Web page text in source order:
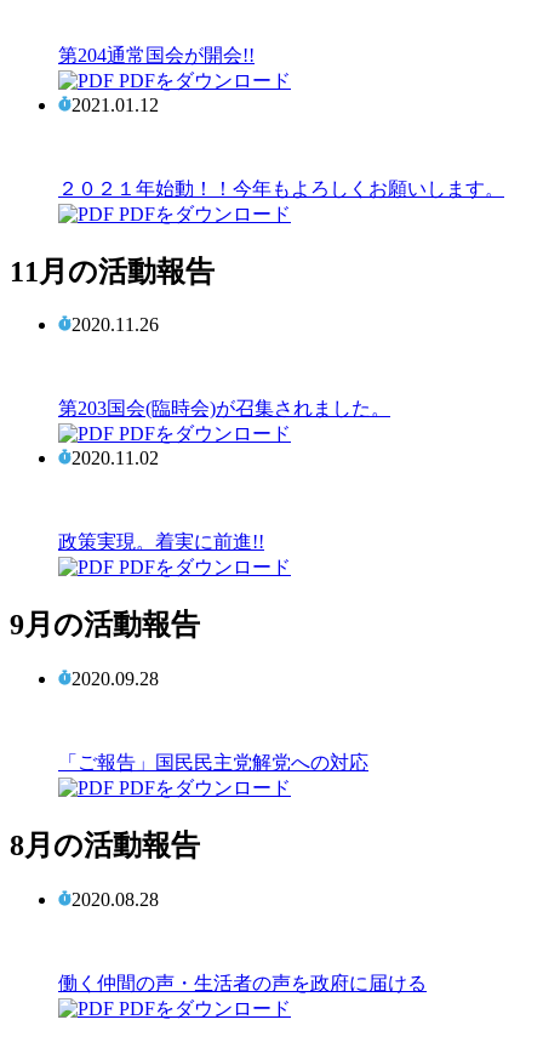
第204通常国会が開会!!
PDFをダウンロード
2021.01.12
２０２１年始動！！今年もよろしくお願いします。
PDFをダウンロード
11月の活動報告
2020.11.26
第203国会(臨時会)が召集されました。
PDFをダウンロード
2020.11.02
政策実現。着実に前進!!
PDFをダウンロード
9月の活動報告
2020.09.28
「ご報告」国民民主党解党への対応
PDFをダウンロード
8月の活動報告
2020.08.28
働く仲間の声・生活者の声を政府に届ける
PDFをダウンロード